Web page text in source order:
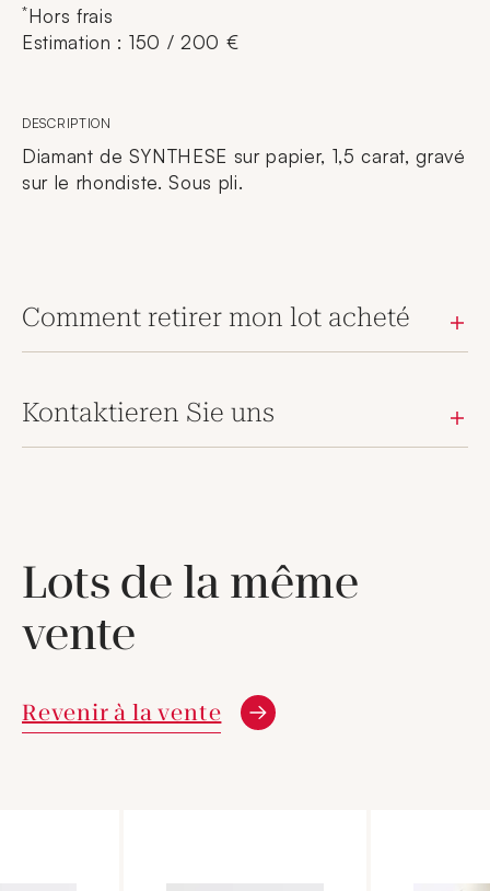
*Hors frais
Estimation : 150 / 200 €
DESCRIPTION
Diamant de SYNTHESE sur papier, 1,5 carat, gravé
sur le rhondiste. Sous pli.
Comment retirer mon lot acheté
Kontaktieren Sie uns
Lots de la même
vente
Revenir à la vente